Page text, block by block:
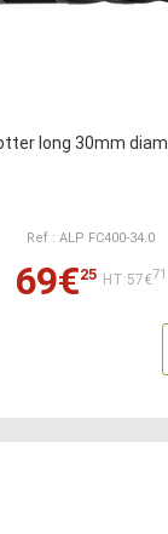
long 30mm
Ref : ALP FC400-34.0
69€25 HT:57€71